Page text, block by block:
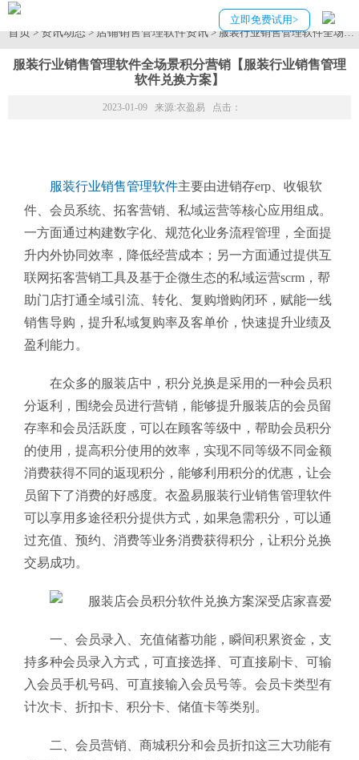
立即免费试用>
首页>资讯动态>店铺销售管理软件资讯> 服装行业销售管理软件全场景
服装行业销售管理软件全场景积分营销【服装行业销售管理
软件兑换方案】
2023-01-09 来源:衣盈易 点击：
服装行业销售管理软件主要由进销存erp、收银软
件、会员系统、拓客营销、私域运营等核心应用组成。
一方面通过构建数字化、规范化业务流程管理，全面提
升内外协同效率，降低经营成本；另一方面通过提供互
联网拓客营销工具及基于企微生态的私域运营scrm，帮
助门店打通全域引流、转化、复购增购闭环，赋能一线
销售导购，提升私域复购率及客单价，快速提升业绩及
盈利能力。
在众多的服装店中，积分兑换是采用的一种会员积
分返利，围绕会员进行营销，能够提升服装店的会员留
存率和会员活跃度，可以在顾客等级中，帮助会员积分
的使用，提高积分使用的效率，实现不同等级不同金额
消费获得不同的返现积分，能够利用积分的优惠，让会
员留下了消费的好感度。衣盈易服装行业销售管理软件
可以享用多途径积分提供方式，如果急需积分，可以通
过充值、预约、消费等业务消费获得积分，让积分兑换
交易成功。
一、会员录入、充值储蓄功能，瞬间积累资金，支
持多种会员录入方式，可直接选择、可直接刷卡、可输
入会员手机号码、可直接输入会员号等。会员卡类型有
计次卡、折扣卡、积分卡、储值卡等类别。
二、会员营销、商城积分和会员折扣这三大功能有